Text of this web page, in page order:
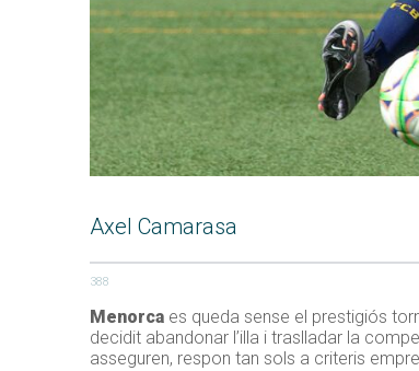
Axel Camarasa
388
Menorca es queda sense el prestigiós
decidit abandonar l’illa i traslladar la
asseguren, respon tan sols a criteris